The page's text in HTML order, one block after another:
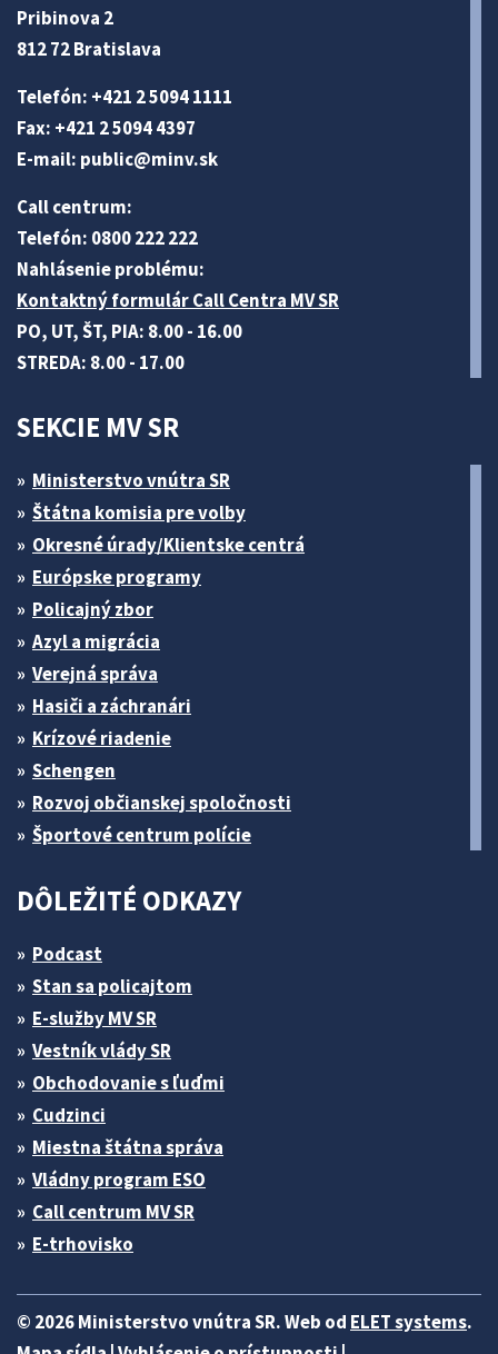
Pribinova 2
812 72 Bratislava
Telefón: +421 2 5094 1111
Fax: +421 2 5094 4397
E-mail: public@minv.sk
Call centrum:
Telefón: 0800 222 222
Nahlásenie problému:
Kontaktný formulár Call Centra MV SR
PO, UT, ŠT, PIA: 8.00 - 16.00
STREDA: 8.00 - 17.00
SEKCIE MV SR
Ministerstvo vnútra SR
Štátna komisia pre volby
Okresné úrady/Klientske centrá
Európske programy
Policajný zbor
Azyl a migrácia
Verejná správa
Hasiči a záchranári
Krízové riadenie
Schengen
Rozvoj občianskej spoločnosti
Športové centrum polície
DÔLEŽITÉ ODKAZY
Podcast
Stan sa policajtom
E-služby MV SR
Vestník vlády SR
Obchodovanie s ľuďmi
Cudzinci
Miestna štátna správa
Vládny program ESO
Call centrum MV SR
E-trhovisko
© 2026 Ministerstvo vnútra SR. Web od ELET systems.